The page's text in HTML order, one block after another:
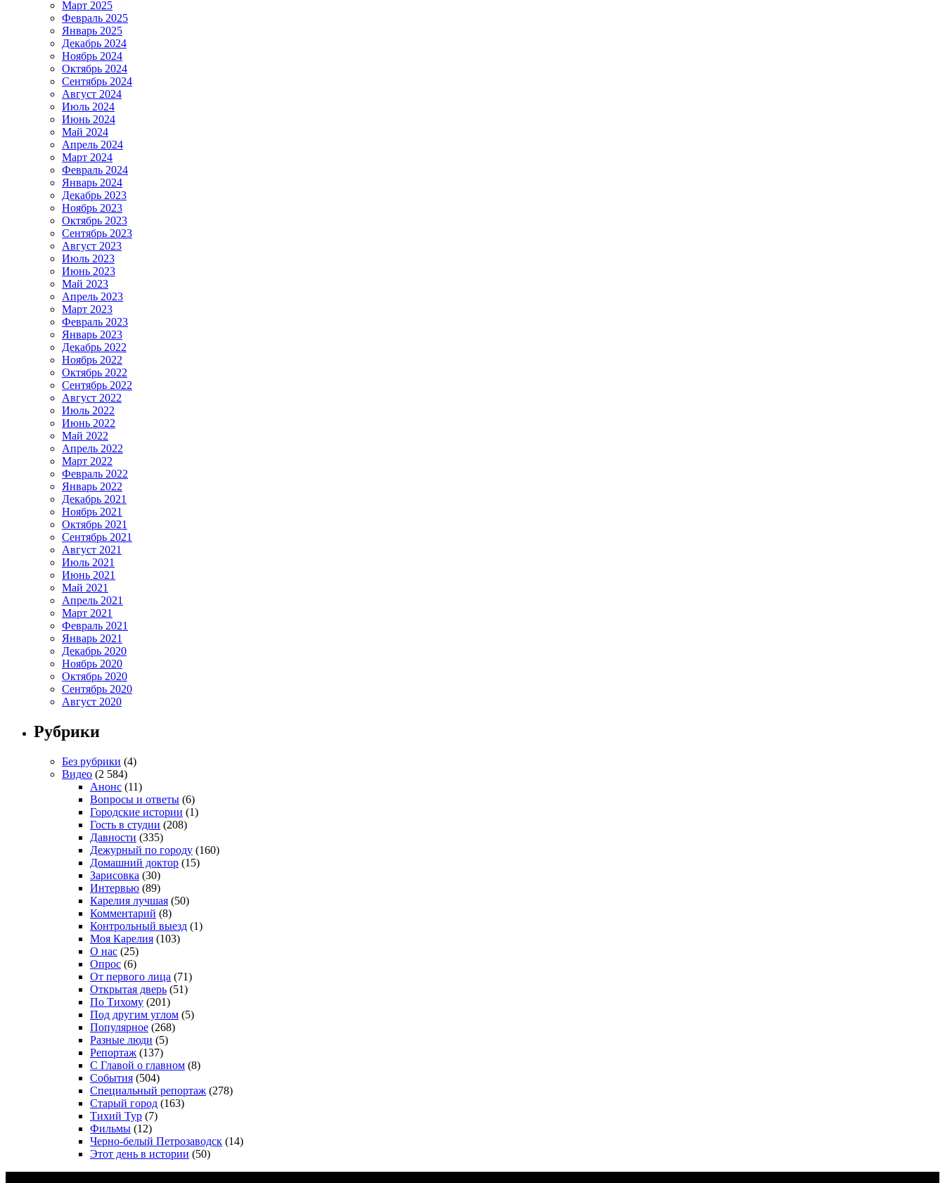
Март 2025
Февраль 2025
Январь 2025
Декабрь 2024
Ноябрь 2024
Октябрь 2024
Сентябрь 2024
Август 2024
Июль 2024
Июнь 2024
Май 2024
Апрель 2024
Март 2024
Февраль 2024
Январь 2024
Декабрь 2023
Ноябрь 2023
Октябрь 2023
Сентябрь 2023
Август 2023
Июль 2023
Июнь 2023
Май 2023
Апрель 2023
Март 2023
Февраль 2023
Январь 2023
Декабрь 2022
Ноябрь 2022
Октябрь 2022
Сентябрь 2022
Август 2022
Июль 2022
Июнь 2022
Май 2022
Апрель 2022
Март 2022
Февраль 2022
Январь 2022
Декабрь 2021
Ноябрь 2021
Октябрь 2021
Сентябрь 2021
Август 2021
Июль 2021
Июнь 2021
Май 2021
Апрель 2021
Март 2021
Февраль 2021
Январь 2021
Декабрь 2020
Ноябрь 2020
Октябрь 2020
Сентябрь 2020
Август 2020
Рубрики
Без рубрики (4)
Видео (2 584)
Анонс (11)
Вопросы и ответы (6)
Городские истории (1)
Гость в студии (208)
Давности (335)
Дежурный по городу (160)
Домашний доктор (15)
Зарисовка (30)
Интервью (89)
Карелия лучшая (50)
Комментарий (8)
Контрольный выезд (1)
Моя Карелия (103)
О нас (25)
Опрос (6)
От первого лица (71)
Открытая дверь (51)
По Тихому (201)
Под другим углом (5)
Популярное (268)
Разные люди (5)
Репортаж (137)
С Главой о главном (8)
События (504)
Специальный репортаж (278)
Старый город (163)
Тихий Тур (7)
Фильмы (12)
Черно-белый Петрозаводск (14)
Этот день в истории (50)